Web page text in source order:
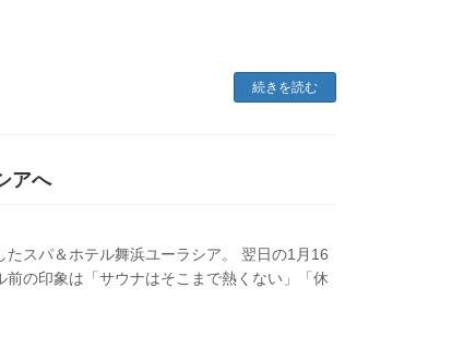
続きを読む
アへ
スパ＆ホテル舞浜ユーラシア。 翌日の1月16
の印象は「サウナはそこまで熱くない」「休